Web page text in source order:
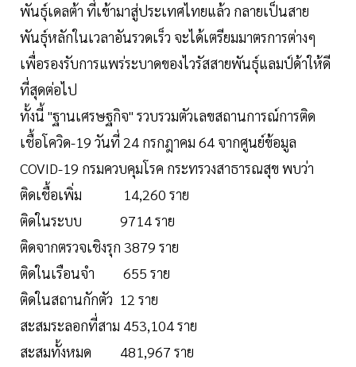
พันธุ์เดลต้า ที่เข้ามาสู่ประเทศไทยแล้ว กลายเป็นสาย
พันธุ์หลักในเวลาอันรวดเร็ว จะได้เตรียมมาตรการต่างๆ
เพื่อรองรับการแพร่ระบาดของไวรัสสายพันธุ์แลมป์ด้าให้ดี
ที่สุดต่อไป
ทั้งนี้ "ฐานเศรษฐกิจ" รวบรวมตัวเลขสถานการณ์การติด
เชื้อโควิด-19 วันที่ 24 กรกฎาคม 64 จากศูนย์ข้อมูล
COVID-19 กรมควบคุมโรค กระทรวงสาธารณสุข พบว่า
ติดเชื้อเพิ่ม 14,260 ราย
ติดในระบบ 9714 ราย
ติดจากตรวจเชิงรุก 3879 ราย
ติดในเรือนจำ 655 ราย
ติดในสถานกักตัว 12 ราย
สะสมระลอกที่สาม 453,104 ราย
สะสมทั้งหมด 481,967 ราย